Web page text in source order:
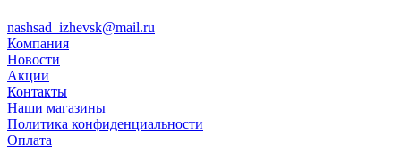
nashsad_izhevsk@mail.ru
Компания
Новости
Акции
Контакты
Наши магазины
Политика конфиденциальности
Оплата